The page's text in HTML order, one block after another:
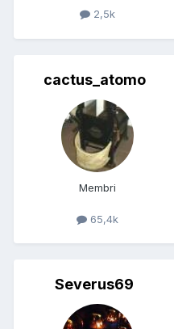
2,5k
cactus_atomo
Membri
65,4k
Severus69